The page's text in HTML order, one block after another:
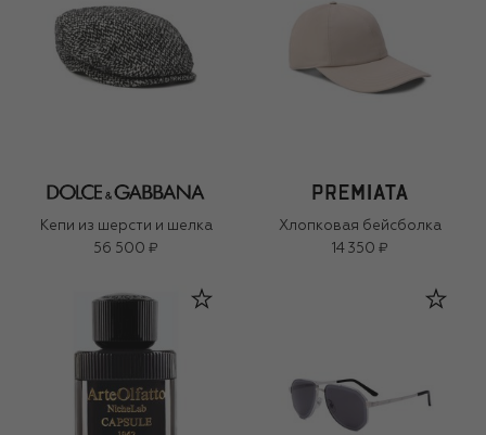
Кепи из шерсти и шелка
56 500 ₽
Хлопковая бейсболка
14 350 ₽